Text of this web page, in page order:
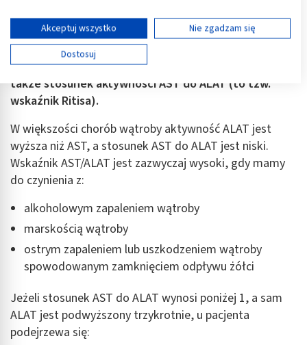
badanie AST.
Dla lekarza ważne są nie tylko samodzielne wartości
tych enzymów, ale wiele o zdrowiu pacjenta mówi
także stosunek aktywności AST do ALAT (to tzw.
wskaźnik Ritisa).
W większości chorób wątroby aktywność ALAT jest
wyższa niż AST, a stosunek AST do ALAT jest niski.
Wskaźnik AST/ALAT jest zazwyczaj wysoki, gdy mamy
do czynienia z:
alkoholowym zapaleniem wątroby
marskością wątroby
ostrym zapaleniem lub uszkodzeniem wątroby
spowodowanym zamknięciem odpływu żółci
Jeżeli stosunek AST do ALAT wynosi poniżej 1, a sam
ALAT jest podwyższony trzykrotnie, u pacjenta
podejrzewa się:
Wyświetl listę partnerów (11 dostawców IAB)
Używamy Twoich danych w następujących celach:
Cele przetwarzania IAB:
Przechowywanie informacji na urządzeniu lub
dostęp do nich
Wykorzystywanie ograniczonych danych do
wyboru reklam
Tworzenie profili w celu spersonalizowanych
reklam
Wykorzystanie profili do wyboru
spersonalizowanych reklam
Tworzenie profili w celu personalizacji treści
Wykorzystywanie profili w celu doboru
Pomiar efektywności reklam
Pomiar efektywności treści
Akceptuj wszystko
Nie zgadzam się
Dostosuj